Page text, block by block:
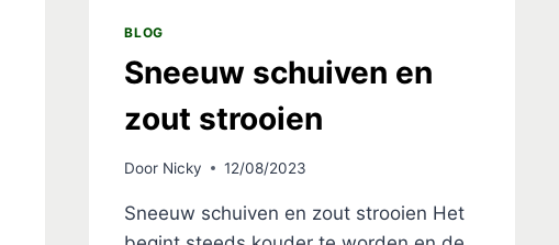
BLOG
Sneeuw schuiven en
zout strooien
Door Nicky 12/08/2023
Sneeuw schuiven en zout strooien Het